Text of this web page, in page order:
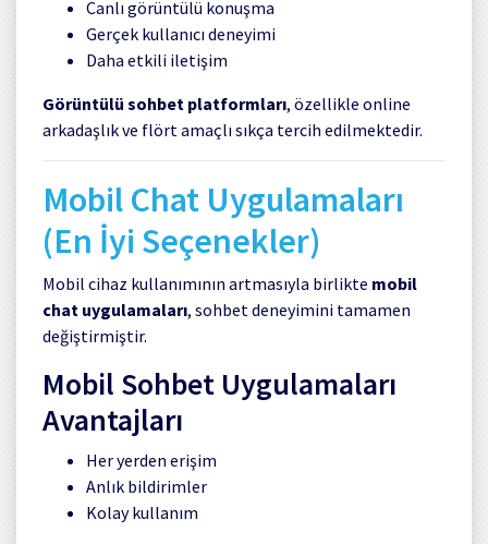
Canlı görüntülü konuşma
Gerçek kullanıcı deneyimi
Daha etkili iletişim
Görüntülü sohbet platformları, özellikle online
arkadaşlık ve flört amaçlı sıkça tercih edilmektedir.
Mobil Chat Uygulamaları
(En İyi Seçenekler)
Mobil cihaz kullanımının artmasıyla birlikte mobil
chat uygulamaları, sohbet deneyimini tamamen
değiştirmiştir.
Mobil Sohbet Uygulamaları
Avantajları
Her yerden erişim
Anlık bildirimler
Kolay kullanım